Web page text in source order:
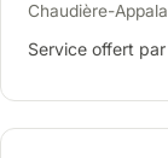
Chaudière-
Service offert